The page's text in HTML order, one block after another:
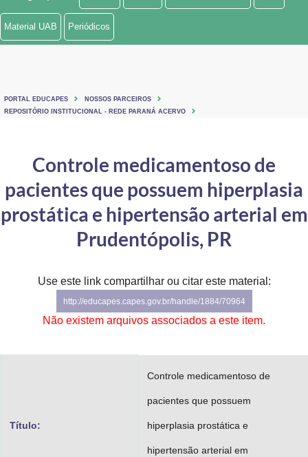
Ministério de Minas e Energia
Ministério do Turismo
Controladoria-Geral da União
Ministério da Mulher, da Família e dos Direitos Humanos
Gabinete de Segurança Institucional
Advocacia-Geral da União
Material UAB Periódicos
PORTAL EDUCAPES
NOSSOS PARCEIROS
REPOSITÓRIO INSTITUCIONAL - REDE PARANÁ ACERVO
Controle medicamentoso de
pacientes que possuem hiperplasia
prostática e hipertensão arterial em
Prudentópolis, PR
Use este link compartilhar ou citar este material:
http://educapes.capes.gov.br/handle/1884/70964
Não existem arquivos associados a este item.
Título:
Controle medicamentoso de
pacientes que possuem
hiperplasia prostática e
hipertensão arterial em